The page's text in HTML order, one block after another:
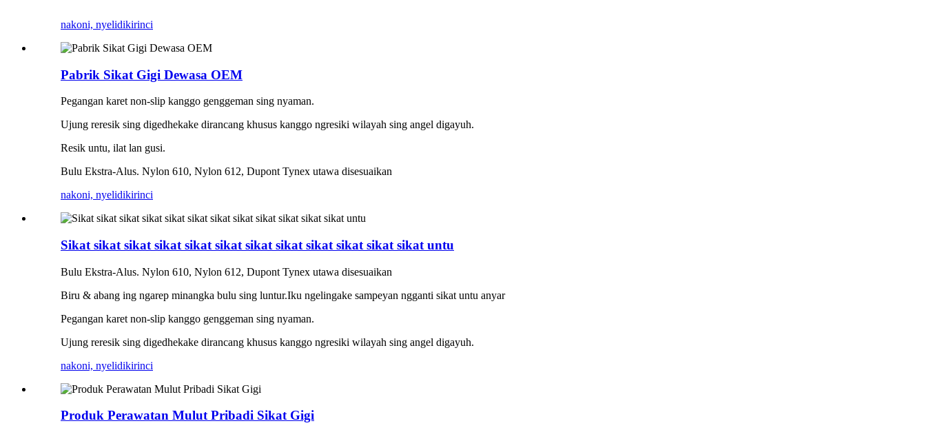
nakoni, nyelidikirinci
Pabrik Sikat Gigi Dewasa OEM
Pegangan karet non-slip kanggo genggeman sing nyaman.
Ujung reresik sing digedhekake dirancang khusus kanggo ngresiki wilayah sing angel digayuh.
Resik untu, ilat lan gusi.
Bulu Ekstra-Alus. Nylon 610, Nylon 612, Dupont Tynex utawa disesuaikan
nakoni, nyelidikirinci
Sikat sikat sikat sikat sikat sikat sikat sikat sikat sikat sikat sikat untu
Bulu Ekstra-Alus. Nylon 610, Nylon 612, Dupont Tynex utawa disesuaikan
Biru & abang ing ngarep minangka bulu sing luntur.Iku ngelingake sampeyan ngganti sikat untu anyar
Pegangan karet non-slip kanggo genggeman sing nyaman.
Ujung reresik sing digedhekake dirancang khusus kanggo ngresiki wilayah sing angel digayuh.
nakoni, nyelidikirinci
Produk Perawatan Mulut Pribadi Sikat Gigi